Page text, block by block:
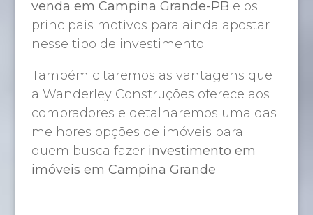
venda em Campina Grande-PB e os
principais motivos para ainda apostar
nesse tipo de investimento.
Também citaremos as vantagens que
a Wanderley Construções oferece aos
compradores e detalharemos uma das
melhores opções de imóveis para
quem busca fazer investimento em
imóveis em Campina Grande.